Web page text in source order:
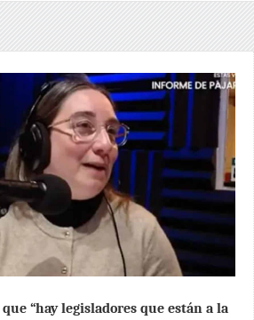
“hay legisladores que están a la